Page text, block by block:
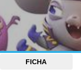
FICHA